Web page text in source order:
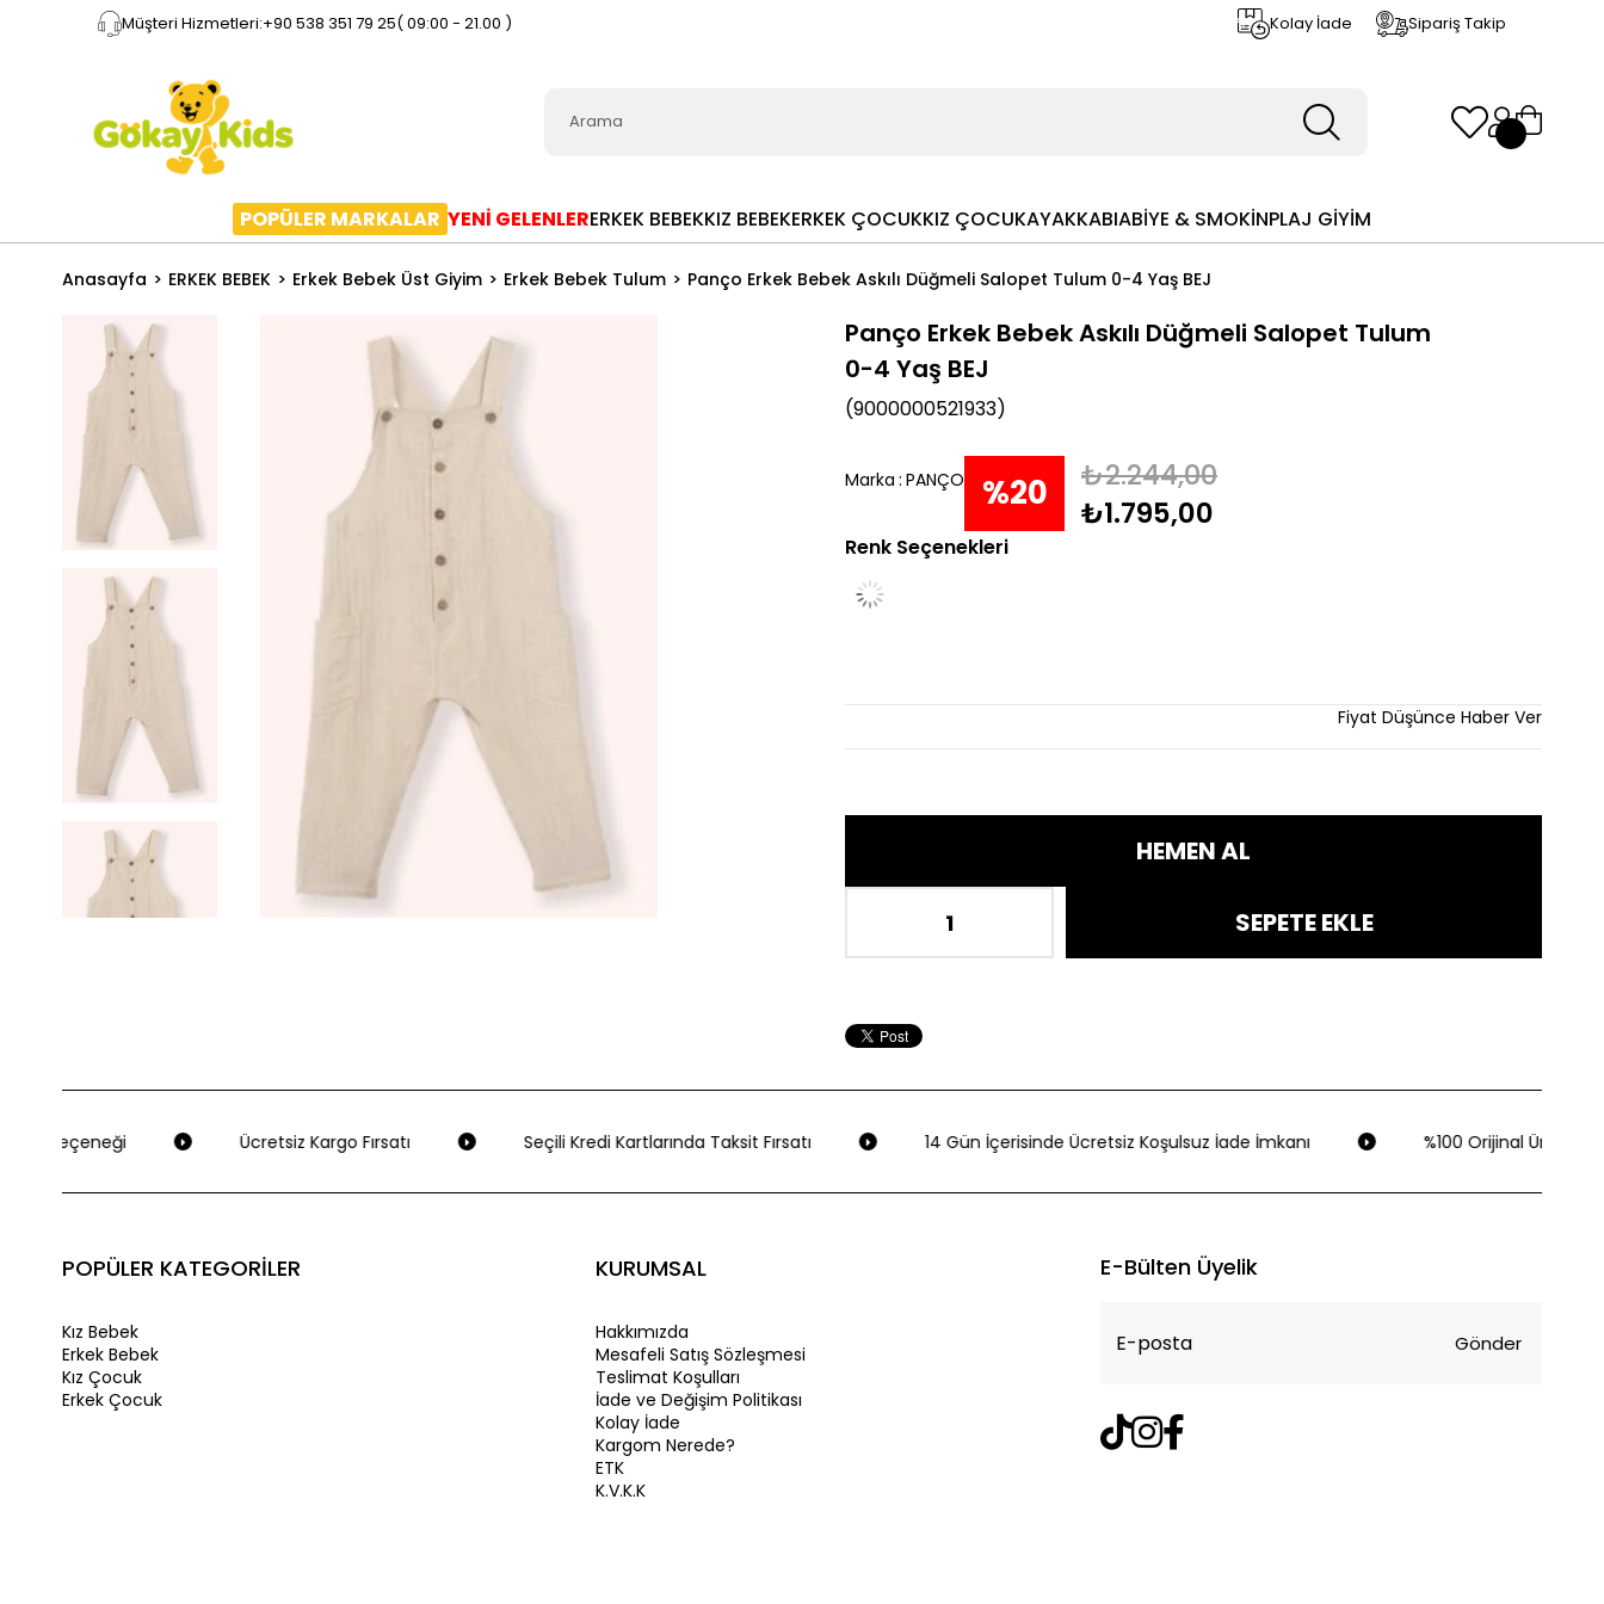
Müşteri Hizmetleri:+90 538 351 79 25( 09:00 - 21.00 ) Kolay İade Sipariş Takip
POPÜLER MARKALAR YENİ GELENLERERKEK BEBEKKIZ BEBEKERKEK ÇOCUKKIZ ÇOCUKAYAKKABIABİYE & SMOKİNPLAJ GİYİM
Anasayfa ERKEK BEBEK Erkek Bebek Üst Giyim Erkek Bebek Tulum Panço Erkek Bebek Askılı Düğmeli Salopet Tulum 0-4 Yaş BEJ
Panço Erkek Bebek Askılı Düğmeli Salopet Tulum
0-4 Yaş BEJ
(9000000521933)
Marka : PANÇO %20
İndirim
₺2.244,00
₺1.795,00
Renk Seçenekleri
Fiyat Düşünce Haber Ver
Seçeneği Ücretsiz Kargo Fırsatı Seçili Kredi Kartlarında Taksit Fırsatı 14 Gün İçerisinde Ücretsiz Koşulsuz İade İmkanı %100 Orijinal Ürün
POPÜLER KATEGORİLER
Kız Bebek
Erkek Bebek
Kız Çocuk
Erkek Çocuk
KURUMSAL
Hakkımızda
Mesafeli Satış Sözleşmesi
Teslimat Koşulları
İade ve Değişim Politikası
Kolay İade
Kargom Nerede?
ETK
K.V.K.K
E-Bülten Üyelik
Gönder